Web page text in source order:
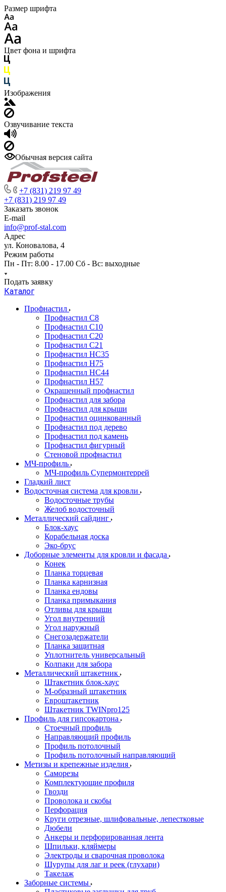
Размер шрифта
Цвет фона и шрифта
Изображения
Озвучивание текста
Обычная версия сайта
+7 (831) 219 97 49
+7 (831) 219 97 49
Заказать звонок
E-mail
info@prof-stal.com
Адрес
ул. Коновалова, 4
Режим работы
Пн - Пт: 8.00 - 17.00 Сб - Вс: выходные
Подать заявку
Каталог
Профнастил
Профнастил С8
Профнастил С10
Профнастил С20
Профнастил С21
Профнастил НС35
Профнастил Н75
Профнастил HC44
Профнастил Н57
Окрашенный профнастил
Профнастил для забора
Профнастил для крыши
Профнастил оцинкованный
Профнастил под дерево
Профнастил под камень
Профнастил фигурный
Стеновой профнастил
МЧ-профиль
МЧ-профиль Супермонтеррей
Гладкий лист
Водосточная система для кровли
Водосточные трубы
Желоб водосточный
Металлический сайдинг
Блок-хаус
Корабельная доска
Эко-брус
Доборные элементы для кровли и фасада
Конек
Планка торцевая
Планка карнизная
Планка ендовы
Планка примыкания
Отливы для крыши
Угол внутренний
Угол наружный
Снегозадержатели
Планка защитная
Уплотнитель универсальный
Колпаки для забора
Металлический штакетник
Штакетник блок-хаус
М-образный штакетник
Евроштакетник
Штакетник TWINpro125
Профиль для гипсокартона
Стоечный профиль
Направляющий профиль
Профиль потолочный
Профиль потолочный направляющий
Метизы и крепежные изделия
Саморезы
Комплектующие профиля
Гвозди
Проволока и скобы
Перфорация
Круги отрезные, шлифовальные, лепестковые
Дюбели
Анкеры и перфорированная лента
Шпильки, кляймеры
Электроды и сварочная проволока
Шурупы для лаг и реек (глухари)
Такелаж
Заборные системы